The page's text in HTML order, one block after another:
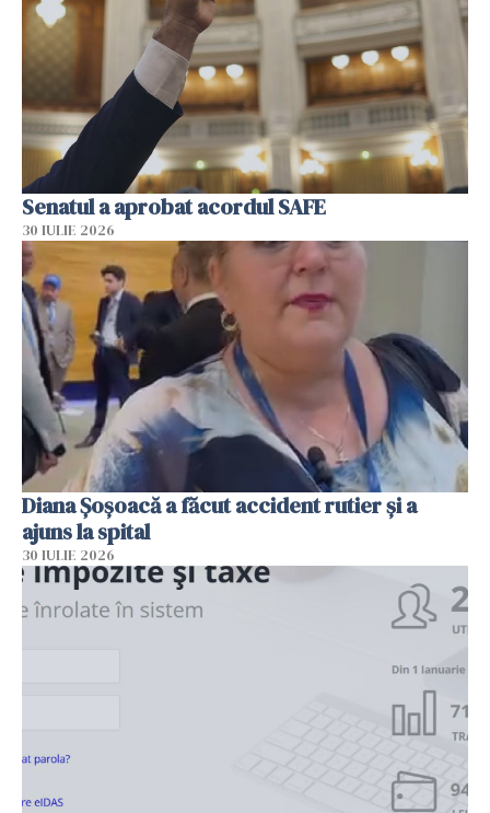
Senatul a aprobat acordul SAFE
30 IULIE 2026
Diana Șoșoacă a făcut accident rutier și a
ajuns la spital
30 IULIE 2026